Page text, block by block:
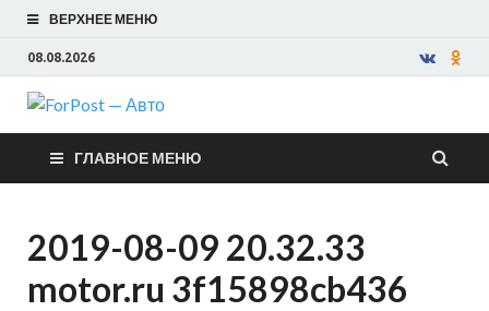
ВЕРХНЕЕ МЕНЮ
08.08.2026
ForPost —
Авто
ГЛАВНОЕ МЕНЮ
2019-08-09 20.32.33
motor.ru 3f15898cb436